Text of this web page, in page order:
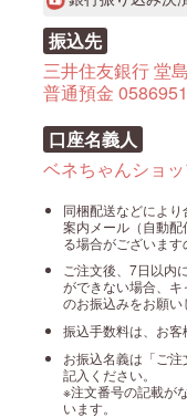
振込先
三井住友銀行 堂
普通預金 0586951
口座名義人
ベネちゃんショ
同梱配送などによ
案内メール（自動
る場合がございます
ご注文後、7日以内
ができない場合、
のお振込みをお願い
振込手数料は、お客
お振込名義は「ご
記入ください。
※注文番号の記載が
います。